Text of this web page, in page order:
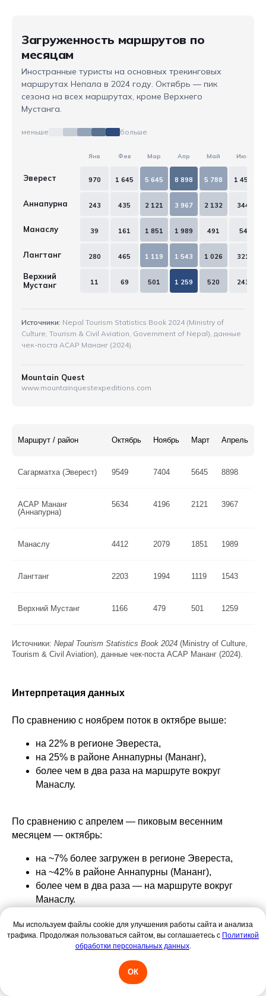
Загруженность маршрутов по
месяцам
Иностранные туристы на основных трекинговых
маршрутах Непала в 2024 году. Октябрь — пик
сезона на всех маршрутах, кроме Верхнего
Мустанга.
меньше больше
Янв Фев Мар Апр Май Июн
Эверест 970 1 645 5 645 8 898 5 788 1 456
Аннапурна 243 435 2 121 3 967 2 132 344
Манаслу 39 161 1 851 1 989 491 54
Лангтанг 280 465 1 119 1 543 1 026 321
Верхний
Мустанг
11 69 501 1 259 520 243
Источники: Nepal Tourism Statistics Book 2024 (Ministry of
Culture, Tourism & Civil Aviation, Government of Nepal), данные
чек-поста ACAP Мананг (2024).
Mountain Quest
www.mountainquestexpeditions.com
Маршрут / район Октябрь Ноябрь Март Апрель
Сагарматха (Эверест) 9549 7404 5645 8898
ACAP Мананг
(Аннапурна)
5634 4196 2121 3967
Манаслу 4412 2079 1851 1989
Лангтанг 2203 1994 1119 1543
Верхний Мустанг 1166 479 501 1259
Источники: Nepal Tourism Statistics Book 2024 (Ministry of Culture,
Tourism & Civil Aviation), данные чек-поста ACAP Мананг (2024).
Интерпретация данных
По сравнению с ноябрем поток в октябре выше:
на 22% в регионе Эвереста,
на 25% в районе Аннапурны (Мананг),
более чем в два раза на маршруте вокруг
Манаслу.
По сравнению с апрелем — пиковым весенним
месяцем — октябрь:
на ~7% более загружен в регионе Эвереста,
на ~42% в районе Аннапурны (Мананг),
более чем в два раза — на маршруте вокруг
Манаслу.
Внутри месяца поток распределен неравномерно.
Первая неделя обычно умеренная: часть трекеров
ждет окончательного завершения муссона; часть дат
совпадает с фестивалем Дашайн, когда внутренний
Мы используем файлы cookie для улучшения работы сайта и анализа
трафика. Продолжая пользоваться сайтом, вы соглашаетесь с Политикой
обработки персональных данных.
ОК